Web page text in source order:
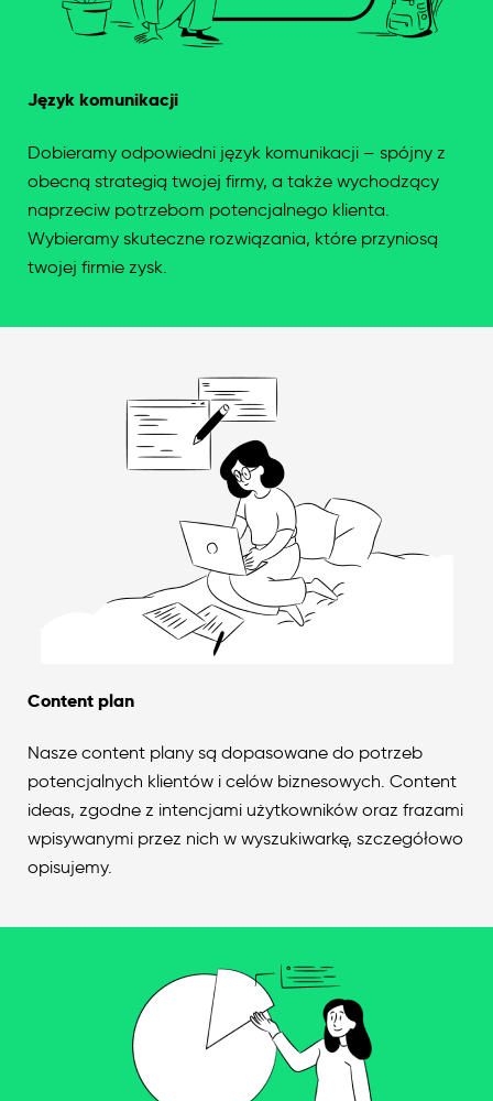
Język komunikacji
Dobieramy odpowiedni język komunikacji – spójny z
obecną strategią twojej firmy, a także wychodzący
naprzeciw potrzebom potencjalnego klienta.
Wybieramy skuteczne rozwiązania, które przyniosą
twojej firmie zysk.
Content plan
Nasze content plany są dopasowane do potrzeb
potencjalnych klientów i celów biznesowych. Content
ideas, zgodne z intencjami użytkowników oraz frazami
wpisywanymi przez nich w wyszukiwarkę, szczegółowo
opisujemy.